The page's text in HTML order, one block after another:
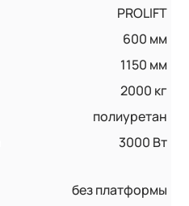
PROLIFT
600 мм
1150 мм
2000 кг
полиуретан
3000 Вт
без платформы